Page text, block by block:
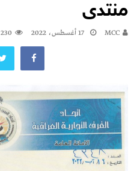
منتدى
MCC 17 أغسطس، 2022 230